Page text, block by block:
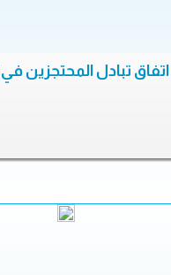
اتفاق تبادل المحتجزين